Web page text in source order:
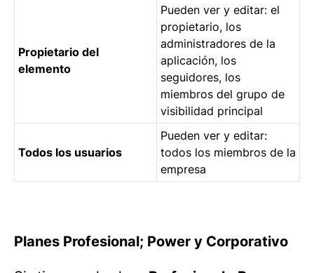
Propietario del
elemento
Pueden ver y editar: el
propietario, los
administradores de la
aplicación, los
seguidores, los
miembros del grupo de
visibilidad principal
Todos los usuarios
Pueden ver y editar:
todos los miembros de la
empresa
Planes Profesional; Power y Corporativo